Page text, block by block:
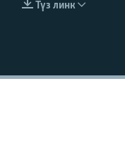
EMBED
Түз линк